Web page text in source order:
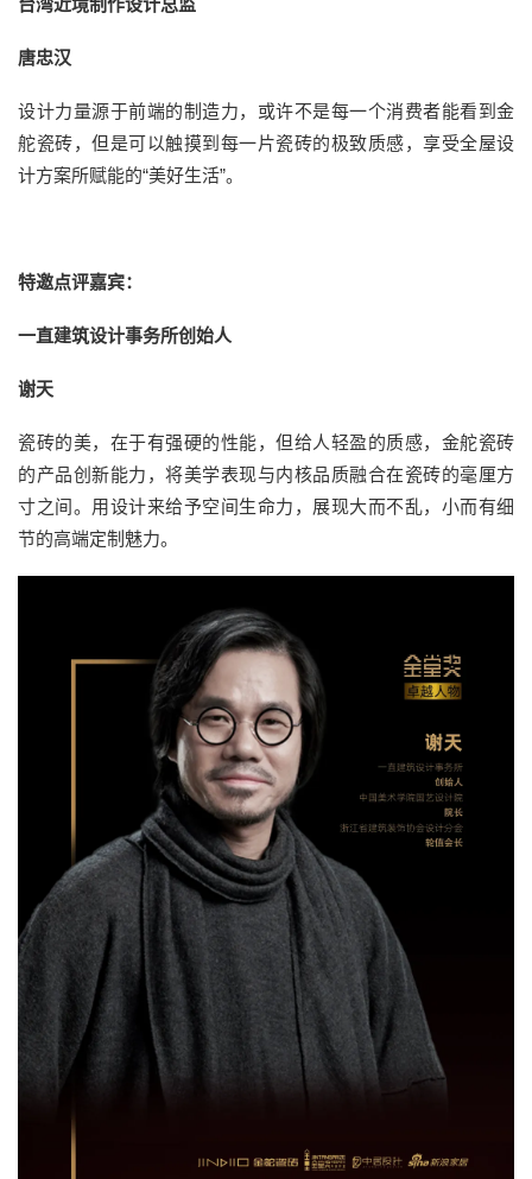
唐忠汉
设计力量源于前端的制造力，或许不是每一个消费者能看到金
舵瓷砖，但是可以触摸到每一片瓷砖的极致质感，享受全屋设
计方案所赋能的“美好生活”。
特邀点评嘉宾：
一直建筑设计事务所创始人
谢天
瓷砖的美，在于有强硬的性能，但给人轻盈的质感，金舵瓷砖
的产品创新能力，将美学表现与内核品质融合在瓷砖的毫厘方
寸之间。用设计来给予空间生命力，展现大而不乱，小而有细
节的高端定制魅力。